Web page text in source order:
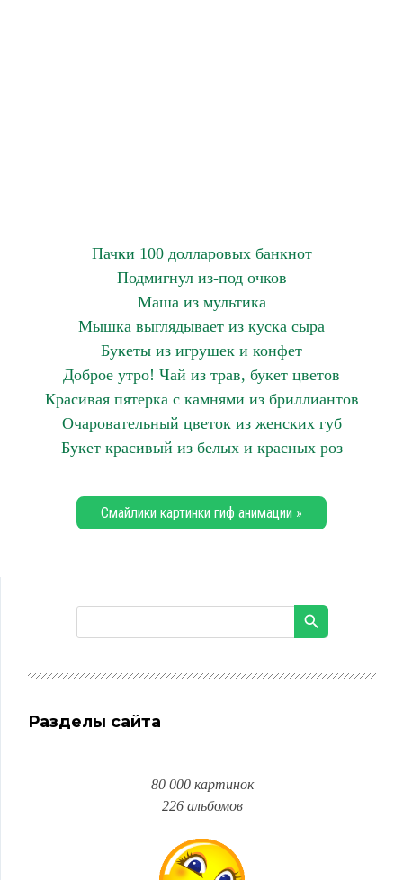
Пачки 100 долларовых банкнот
Подмигнул из-под очков
Маша из мультика
Мышка выглядывает из куска сыра
Букеты из игрушек и конфет
Доброе утро! Чай из трав, букет цветов
Красивая пятерка с камнями из бриллиантов
Очаровательный цветок из женских губ
Букет красивый из белых и красных роз
Смайлики картинки гиф анимации »
Разделы сайта
80 000 картинок
226 альбомов